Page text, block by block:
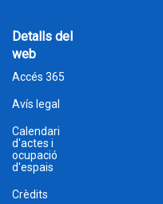
Detalls del
web
Accés 365
Avís legal
Calendari
d'actes i
ocupació
d'espais
Crèdits